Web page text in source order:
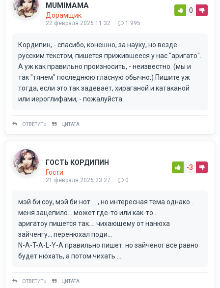
MUMIMAMA
Дорамщик
22 февраля 2026 11:32 1 995
0
Кордипин, - спасибо, конешно, за науку, но везде
русским текстом, пишется прижившееся у нас "аригато".
А уж как правильно произносить, - неизвестно. (мы и
так "тянем" последнюю гласную обычно:) Пишите уж
тогда, если это так задевает, хираганой и катаканой
или иероглифами, - пожалуйста.
ОТВЕТИТЬ ЦИТАТА
ГОСТЬ КОРДИПИН
Гости
21 февраля 2026 23:27 0
-3
мэй би соу, мэй би нот.... , но интересная тема однако...
меня зацепило... может где-то или как-то...
аригатоу пишется так.... чихающему от нанюха
зайченгу... перенюхал поди...
N-A-T-A-L-Y-A правильно пишет. но зайченог все равно
будет нюхать, а потом чихать ...
ОТВЕТИТЬ ЦИТАТА